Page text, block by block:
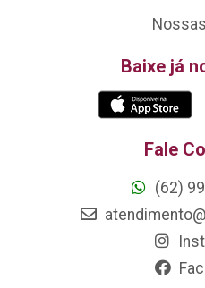
Baixe já
Fale
(62)